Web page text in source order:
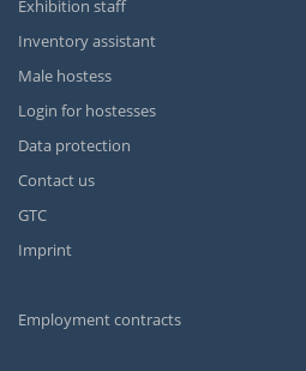
Exhibition staff
Inventory assistant
Male hostess
Login for hostesses
Data protection
Contact us
GTC
Imprint
Employment contracts